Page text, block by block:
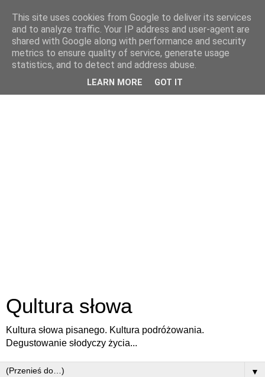
Qultura słowa
Kultura słowa pisanego. Kultura podróżowania.
Degustowanie słodyczy życia...
▼
This site uses cookies from Google to deliver its services
and to analyze traffic. Your IP address and user-agent are
shared with Google along with performance and security
metrics to ensure quality of service, generate usage
statistics, and to detect and address abuse.
LEARN MORE GOT IT